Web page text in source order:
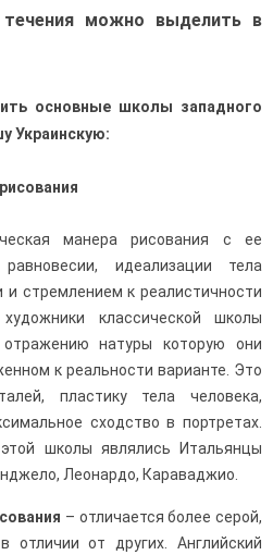
можно выделить в
основные школы западного
Украинскую:
манера рисования с ее
идеализации тела
и стремлением к реалистичности
классической школы
натуры которую они
к реальности варианте. Это
пластику тела человека,
сходство в портретах.
школы являлись Итальянцы
Леонардо, Караваджио.
– отличается более серой,
отличии от других. Английский